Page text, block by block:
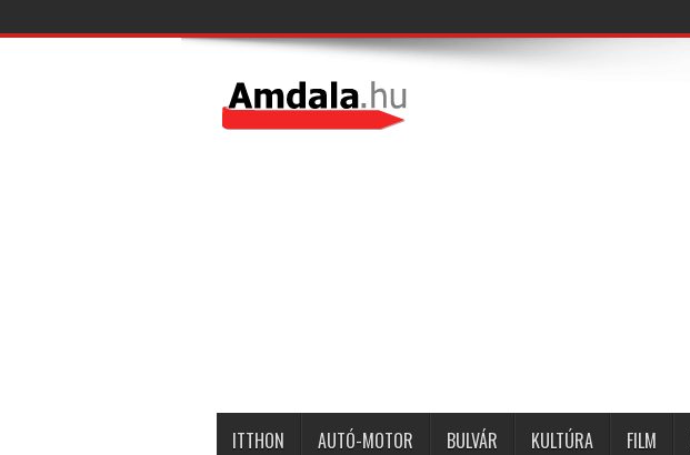
ITTHON AUTÓ-MOTOR BULVÁR KULTÚRA FILM